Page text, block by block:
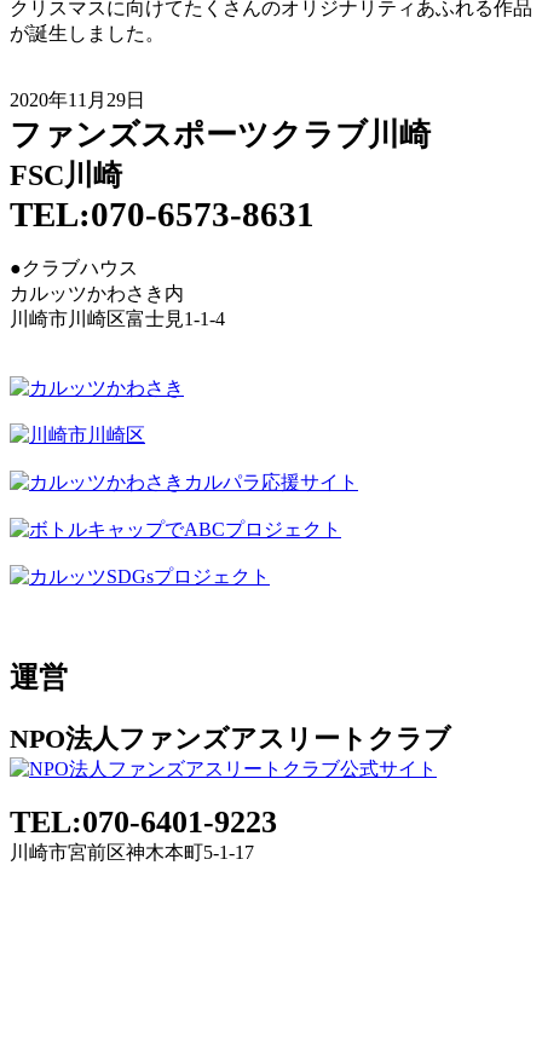
クリスマスに向けてたくさんのオリジナリティあふれる作品
が誕生しました。
2020年11月29日
ファンズスポーツクラブ川崎
FSC川崎
TEL:070-6573-8631
●クラブハウス
カルッツかわさき内
川崎市川崎区富士見1-1-4
運営
NPO法人ファンズアスリートクラブ
TEL:070-6401-9223
川崎市宮前区神木本町5-1-17